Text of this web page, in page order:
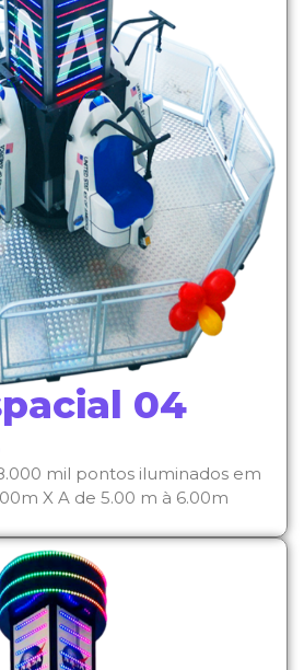
04
mil pontos iluminados em
X A de 5.00 m à 6.00m